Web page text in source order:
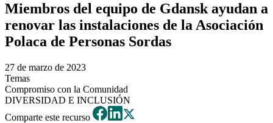
Miembros del equipo de Gdansk ayudan a
renovar las instalaciones de la Asociación
Polaca de Personas Sordas
27 de marzo de 2023
Temas
Compromiso con la Comunidad
DIVERSIDAD E INCLUSIÓN
Comparte este recurso